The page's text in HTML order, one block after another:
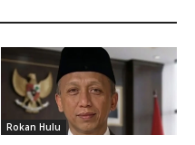
Rokan Hulu